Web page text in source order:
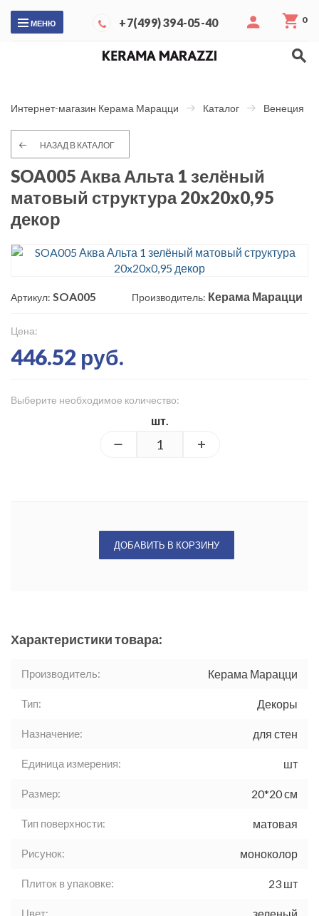
МЕНЮ +7(499) 394-05-40 0
Интернет-магазин Керама Марацци Каталог Венеция
НАЗАД В КАТАЛОГ
SOA005 Аква Альта 1 зелёный
матовый структура 20x20x0,95
декор
Артикул: SOA005 Производитель: Керама Марацци
Цена:
446.52 руб.
Выберите необходимое количество:
шт.
ДОБАВИТЬ В КОРЗИНУ
Характеристики товара:
Производитель: Керама Марацци
Тип: Декоры
Назначение: для стен
Единица измерения: шт
Размер: 20*20 см
Тип поверхности: матовая
Рисунок: моноколор
Плиток в упаковке: 23 шт
Цвет: